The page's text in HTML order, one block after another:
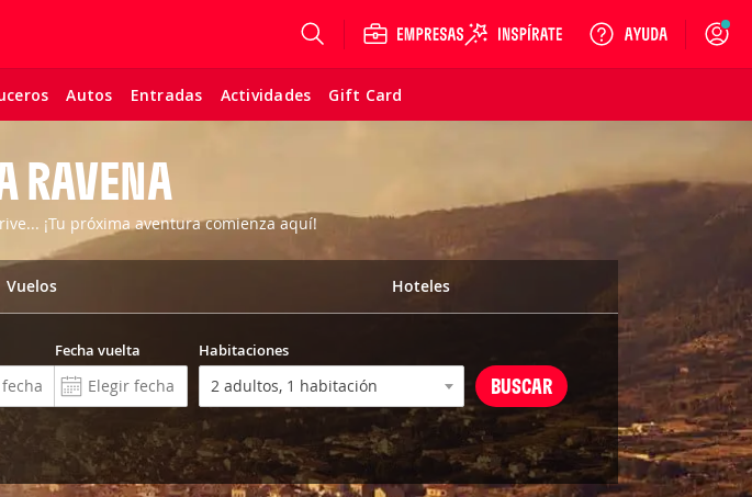
Autos Entradas Actividades Gift Card
Login
RAVENA
¡Tu próxima aventura comienza aquí!
Vuelos Hoteles
Fecha vuelta Habitaciones